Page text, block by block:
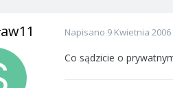
Napisano 9 Kwietnia 2006
Co sądzicie o